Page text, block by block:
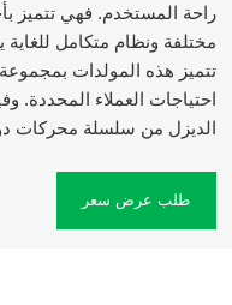
راحة المستخدم. فهي تتميز
مختلفة ونظام متكامل
تتميز هذه المولدات
احتياجات العملاء المحددة.
الديزل من سلسلة محركات دويتز بقدرة 70
طلب عرض سعر